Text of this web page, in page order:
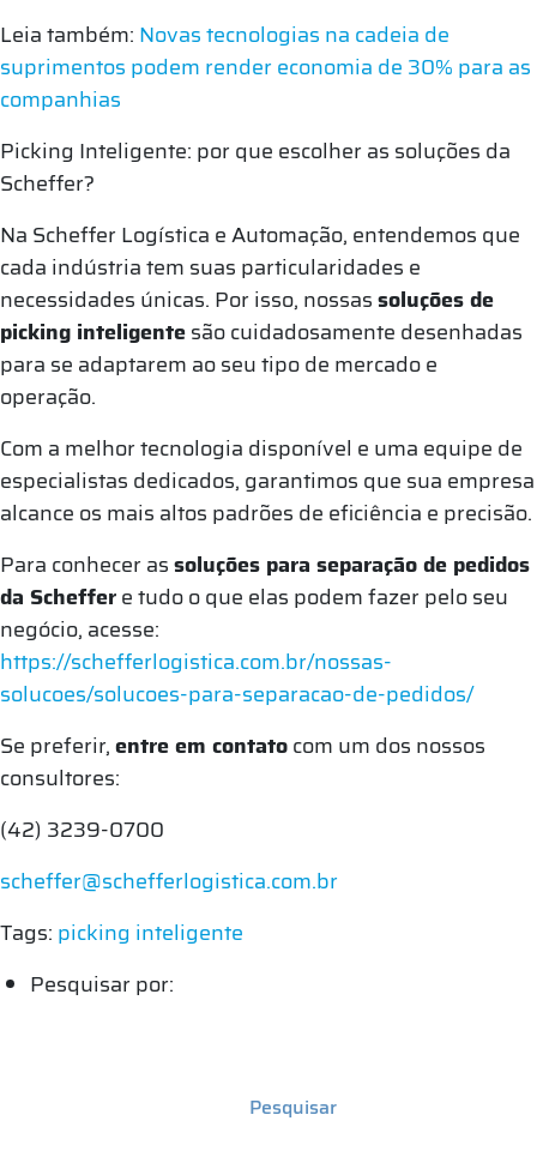
Leia também: Novas tecnologias na cadeia de
suprimentos podem render economia de 30% para as
companhias
Picking Inteligente: por que escolher as soluções da
Scheffer?
Na Scheffer Logística e Automação, entendemos que
cada indústria tem suas particularidades e
necessidades únicas. Por isso, nossassoluções de
picking inteligentesão cuidadosamente desenhadas
para se adaptarem ao seu tipo de mercado e
operação.
Com a melhor tecnologia disponível e uma equipe de
especialistas dedicados, garantimos que sua empresa
alcance os mais altos padrões de eficiência e precisão.
Para conhecer assoluções para separação de pedidos
da Scheffere tudo o que elas podem fazer pelo seu
negócio, acesse:
https://schefferlogistica.com.br/nossas-
solucoes/solucoes-para-separacao-de-pedidos/
Se preferir,entre em contatocom um dos nossos
consultores:
(42) 3239-0700
scheffer@schefferlogistica.com.br
Tags: picking inteligente
Pesquisar por: